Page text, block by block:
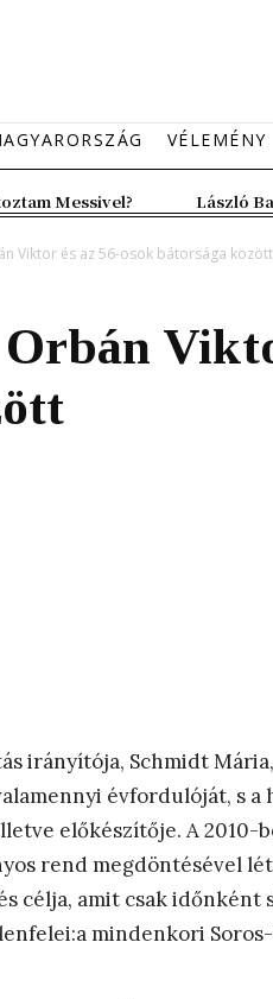
VÉLEMÉNY
Messivel? László
Viktor és az 56-osok bátorsága között
irányítója, Schmidt
évfordulóját, s
előkészítője. A 2010-
rend megdöntésével
célja, amit csak
mindenkori